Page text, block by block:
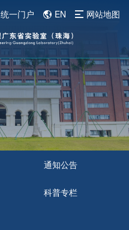
统一门户 EN 网站地图
通知公告
科普专栏